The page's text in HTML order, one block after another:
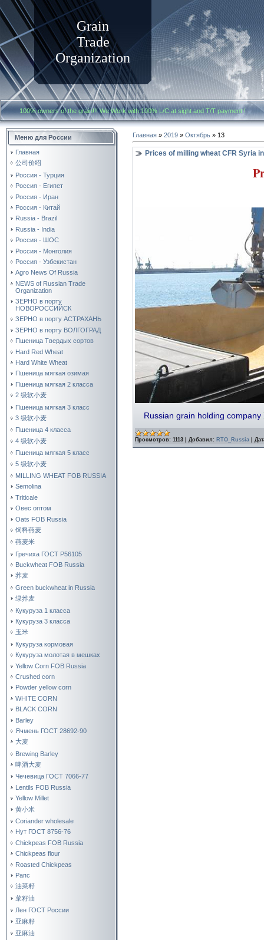
Grain
Trade
Organization
100% owners of the grain!!! We Work with100% L/C at sight and T/T payment
Меню для России
Главная
公司价绍
Россия - Турция
Россия - Египет
Россия - Иран
Россия - Китай
Russia - Brazil
Russia - India
Россия - ШОС
Россия - Монголия
Россия - Узбекистан
Agro News Of Russia
NEWS of Russian Trade
Organization
ЗЕРНО в порту
НОВОРОССИЙСК
ЗЕРНО в порту АСТРАХАНЬ
ЗЕРНО в порту ВОЛГОГРАД
Пшеница Твердых сортов
Hard Red Wheat
Hard White Wheat
Пшеница мягкая озимая
Пшеница мягкая 2 класса
2 级软小麦
Пшеница мягкая 3 класс
3 级软小麦
Пшеница 4 класса
4 级软小麦
Пшеница мягкая 5 класс
5 级软小麦
MILLING WHEAT FOB RUSSIA
Semolina
Triticale
Овес оптом
Oats FOB Russia
饲料燕麦
燕麦米
Гречиха ГОСТ Р56105
Buckwheat FOB Russia
荞麦
Green buckwheat in Russia
绿荞麦
Кукуруза 1 класса
Кукуруза 3 класса
玉米
Кукуруза кормовая
Кукуруза молотая в мешках
Yellow Corn FOB Russia
Crushed corn
Powder yellow corn
WHITE CORN
BLACK CORN
Barley
Ячмень ГОСТ 28692-90
大麦
Brewing Barley
啤酒大麦
Чечевица ГОСТ 7066-77
Lentils FOB Russia
Yellow Millet
黄小米
Coriander wholesale
Нут ГОСТ 8756-76
Chickpeas FOB Russia
Chickpeas flour
Roasted Chickpeas
Рапс
油菜籽
菜籽油
Лен ГОСТ России
亚麻籽
亚麻油
Главная » 2019 » Октябрь » 13
Prices of milling wheat CFR Syria
Russian grain holding company
Просмотров: 1113 Добавил: RTO_Russia